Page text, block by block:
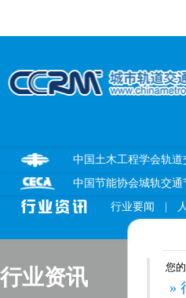
行业要闻
中国节能协会城轨交
中国土木工程学会轨道
行业资讯 您
»